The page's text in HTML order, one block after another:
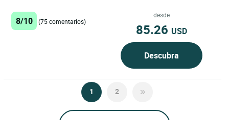
8/10 (75 comentarios)
desde
85.26 USD
Descubra
1 2